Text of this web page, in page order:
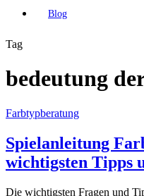
Blog
Tag
bedeutung
Farbtypberatung
Spielanleitung
wichtigsten Tipps
Die wichtigsten Fragen und